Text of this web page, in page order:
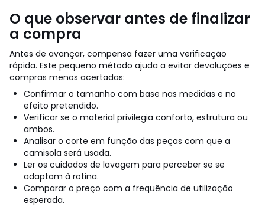
O que observar antes de finalizar
a compra
Antes de avançar, compensa fazer uma verificação
rápida. Este pequeno método ajuda a evitar devoluções e
compras menos acertadas:
Confirmar o tamanho com base nas medidas e no
efeito pretendido.
Verificar se o material privilegia conforto, estrutura ou
ambos.
Analisar o corte em função das peças com que a
camisola será usada.
Ler os cuidados de lavagem para perceber se se
adaptam à rotina.
Comparar o preço com a frequência de utilização
esperada.